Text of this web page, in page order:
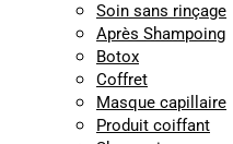
Soin sans rinçage
Après Shampoing
Botox
Coffret
Masque capillaire
Produit coiffant